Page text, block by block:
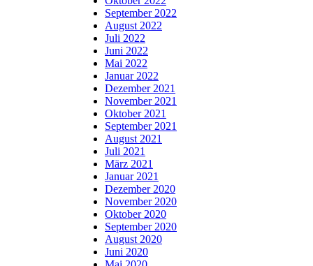
September 2022
August 2022
Juli 2022
Juni 2022
Mai 2022
Januar 2022
Dezember 2021
November 2021
Oktober 2021
September 2021
August 2021
Juli 2021
März 2021
Januar 2021
Dezember 2020
November 2020
Oktober 2020
September 2020
August 2020
Juni 2020